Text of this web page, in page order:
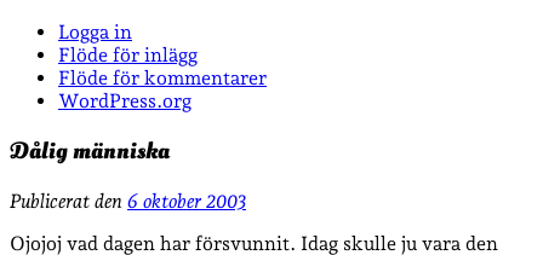
Logga in
Flöde för inlägg
Flöde för kommentarer
WordPress.org
Dålig människa
Publicerat den 6 oktober 2003
Ojojoj vad dagen har försvunnit. Idag skulle ju vara den